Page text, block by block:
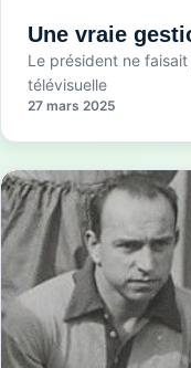
Une vraie
Le président ne
télévisuelle
27 mars 2025